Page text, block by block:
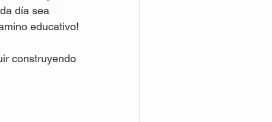
día sea
educativo!
construyendo